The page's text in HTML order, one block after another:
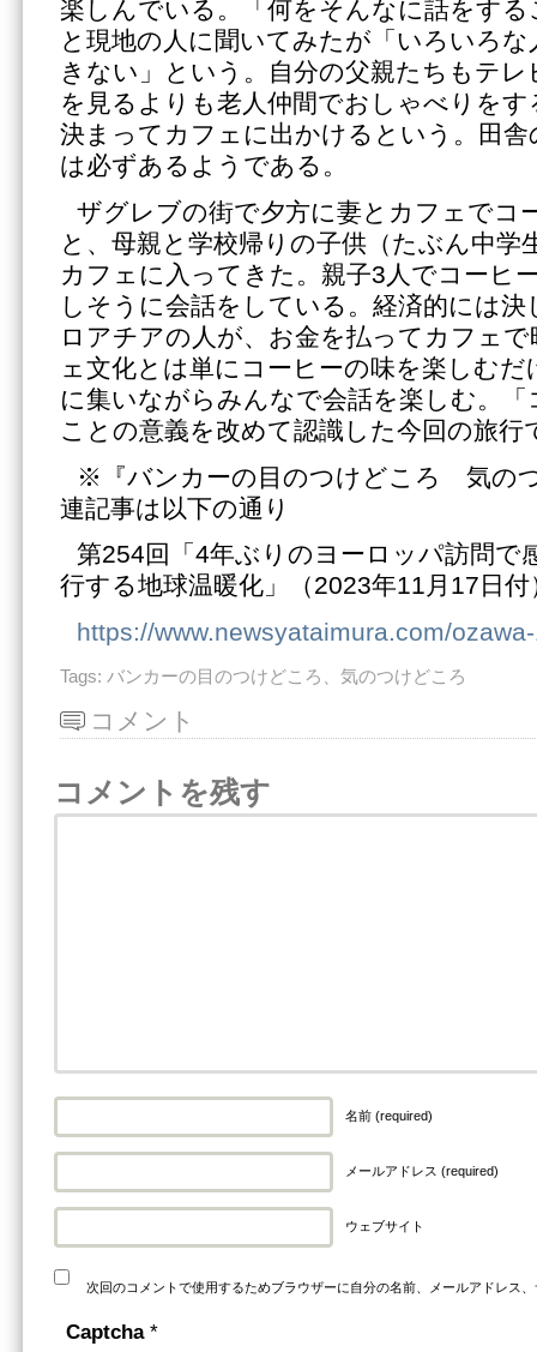
楽しんでいる。「何をそんなに話をす
と現地の人に聞いてみたが「いろいろ
きない」という。自分の父親たちもテ
を見るよりも老人仲間でおしゃべりを
決まってカフェに出かけるという。田
は必ずあるようである。
ザグレブの街で夕方に妻とカフェでコ
と、母親と学校帰りの子供（たぶん中学
カフェに入ってきた。親子3人でコーヒ
しそうに会話をしている。経済的には
ロアチアの人が、お金を払ってカフェ
ェ文化とは単にコーヒーの味を楽しむ
に集いながらみんなで会話を楽しむ。
ことの意義を改めて認識した今回の旅行
※『バンカーの目のつけどころ 気の
連記事は以下の通り
第254回「4年ぶりのヨーロッパ訪問
行する地球温暖化」（2023年11月17日付
https://www.newsyataimura.com/
Tags: バンカーの目のつけどころ、気のつけどころ
コメント
コメントを残す
名前 (required)
メールアドレス (required)
ウェブサイト
次回のコメントで使用するためブラウザーに自分の名前、メールアドレス
Captcha *